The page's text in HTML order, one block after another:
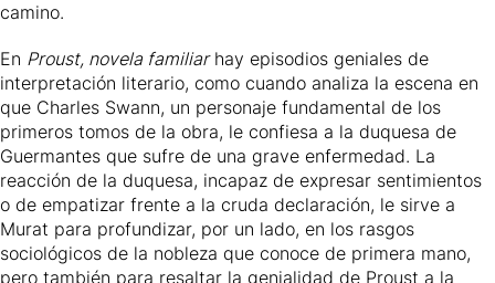
camino.
En Proust, novela familiarhay episodios geniales de
interpretación literario, como cuando analiza la escena en
que Charles Swann, un personaje fundamental de los
primeros tomos de la obra, le confiesa a la duquesa de
Guermantes que sufre de una grave enfermedad. La
reacción de la duquesa, incapaz de expresar sentimientos
o de empatizar frente a la cruda declaración, le sirve a
Murat para profundizar, por un lado, en los rasgos
sociológicos de la nobleza que conoce de primera mano,
pero también para resaltar la genialidad de Proust a la